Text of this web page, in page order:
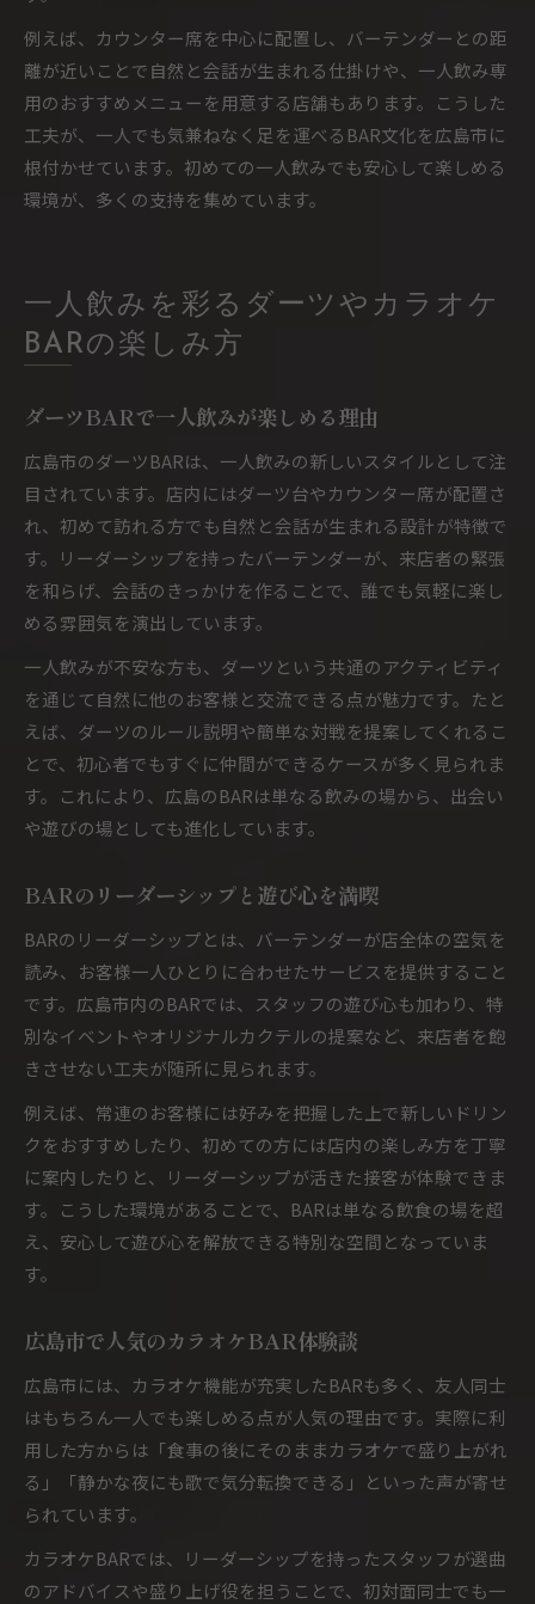
例えば、カウンター席を中心に配置し、バーテンダーとの距
離が近いことで自然と会話が生まれる仕掛けや、一人飲み専
用のおすすめメニューを用意する店舗もあります。こうした
工夫が、一人でも気兼ねなく足を運べるBAR文化を広島市に
根付かせています。初めての一人飲みでも安心して楽しめる
環境が、多くの支持を集めています。
一人飲みを彩るダーツやカラオケ
BARの楽しみ方
ダーツBARで一人飲みが楽しめる理由
広島市のダーツBARは、一人飲みの新しいスタイルとして注
目されています。店内にはダーツ台やカウンター席が配置さ
れ、初めて訪れる方でも自然と会話が生まれる設計が特徴で
す。リーダーシップを持ったバーテンダーが、来店者の緊張
を和らげ、会話のきっかけを作ることで、誰でも気軽に楽し
める雰囲気を演出しています。
一人飲みが不安な方も、ダーツという共通のアクティビティ
を通じて自然に他のお客様と交流できる点が魅力です。たと
えば、ダーツのルール説明や簡単な対戦を提案してくれるこ
とで、初心者でもすぐに仲間ができるケースが多く見られま
す。これにより、広島のBARは単なる飲みの場から、出会い
や遊びの場としても進化しています。
BARのリーダーシップと遊び心を満喫
BARのリーダーシップとは、バーテンダーが店全体の空気を
読み、お客様一人ひとりに合わせたサービスを提供すること
です。広島市内のBARでは、スタッフの遊び心も加わり、特
別なイベントやオリジナルカクテルの提案など、来店者を飽
きさせない工夫が随所に見られます。
例えば、常連のお客様には好みを把握した上で新しいドリン
クをおすすめしたり、初めての方には店内の楽しみ方を丁寧
に案内したりと、リーダーシップが活きた接客が体験できま
す。こうした環境があることで、BARは単なる飲食の場を超
え、安心して遊び心を解放できる特別な空間となっていま
す。
広島市で人気のカラオケBAR体験談
広島市には、カラオケ機能が充実したBARも多く、友人同士
はもちろん一人でも楽しめる点が人気の理由です。実際に利
用した方からは「食事の後にそのままカラオケで盛り上がれ
る」「静かな夜にも歌で気分転換できる」といった声が寄せ
られています。
カラオケBARでは、リーダーシップを持ったスタッフが選曲
のアドバイスや盛り上げ役を担うことで、初対面同士でも一